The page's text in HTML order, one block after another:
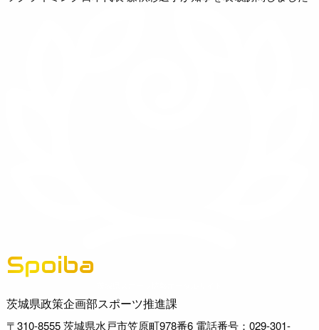
Spoiba
茨城県政策企画部スポーツ推進課
〒310-8555 茨城県水戸市笠原町978番6 電話番号：029-301-